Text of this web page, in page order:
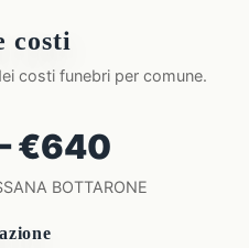
costi
costi funebri per comune.
€640
BOTTARONE